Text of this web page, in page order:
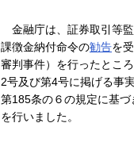
金融庁は、証券取引等
課徴金納付命令の勧告を
審判事件）を行ったとこ
2号及び第4号に掲げる事
第185条の６の規定に基
を行いました。